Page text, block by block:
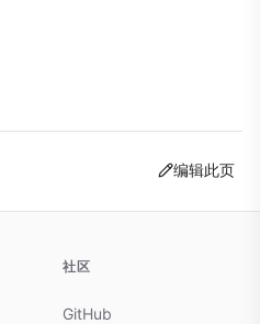
编辑此页
社区
GitHub